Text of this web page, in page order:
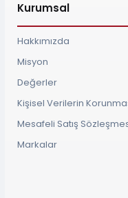
Kurumsal
Hakkımızda
Misyon
Değerler
Kişisel Verilerin
Mesafeli Satış
Markalar